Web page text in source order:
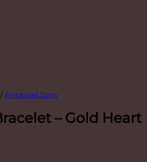
/ Armband Dam
– Gold Heart